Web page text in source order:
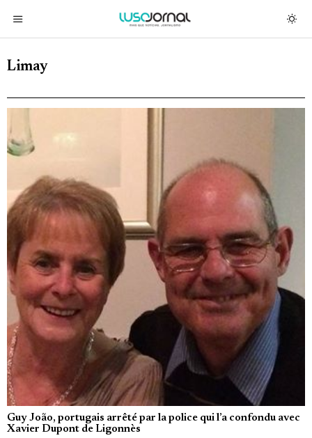
Limay
Guy João, portugais arrêté par la police qui l’a confondu avec
Xavier Dupont de Ligonnès